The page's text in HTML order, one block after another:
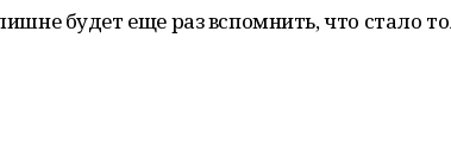
будет еще раз вспомнить, что стало